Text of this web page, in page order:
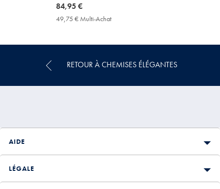
now
84,95
84,95 €
49,75 € Multi-Achat
Achat
RETOUR À CHEMISES ÉLÉGANTES
AIDE
LÉGALE